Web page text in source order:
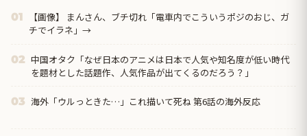
01
【画像】 まんさん、ブチ切れ「電車内でこういうポジのおじ、ガ
チでイラネ」→
02 中国オタク「なぜ日本のアニメは日本で人気や知名度が低い時代
を題材とした話題作、人気作品が出てくるのだろう？」
03 海外「ウルっときた…」これ描いて死ね 第6話の海外反応